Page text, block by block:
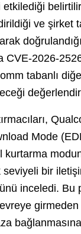
ve şirket
CVE-2026-
tabanlı
Mode
kurtarma
seviyeli bir
inceledi. Bu